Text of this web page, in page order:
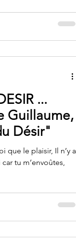
...
Guillaume,
Désir"
que le plaisir, Il n’y a
tu m’envoûtes,